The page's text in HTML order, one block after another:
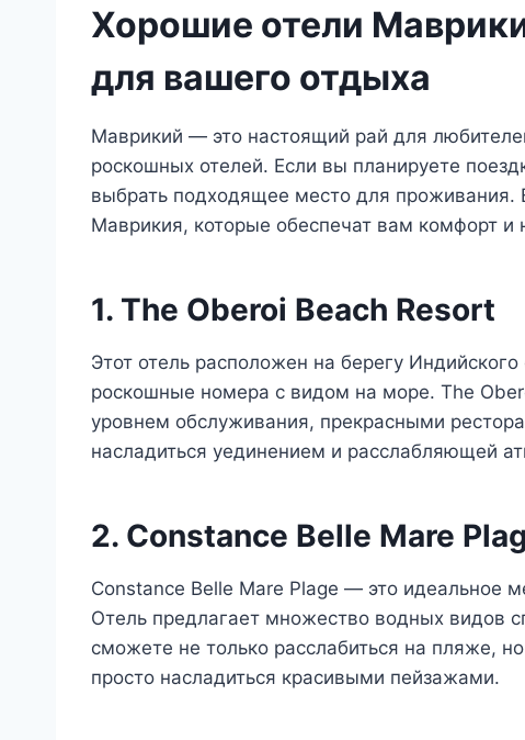
Хорошие отели
для вашего отдыха
Маврикий — это настоящий рай для
роскошных отелей. Если вы планируете
выбрать подходящее место для проживания.
Маврикия, которые обеспечат вам комфорт и
1. The Oberoi Beach Resort
Этот отель расположен на берегу
роскошные номера с видом на море. The
уровнем обслуживания, прекрасными
насладиться уединением и расслабляющей
2. Constance Belle Mare
Constance Belle Mare Plage — это идеальное
Отель предлагает множество водных видов
сможете не только расслабиться на пляже,
просто насладиться красивыми пейзажами.